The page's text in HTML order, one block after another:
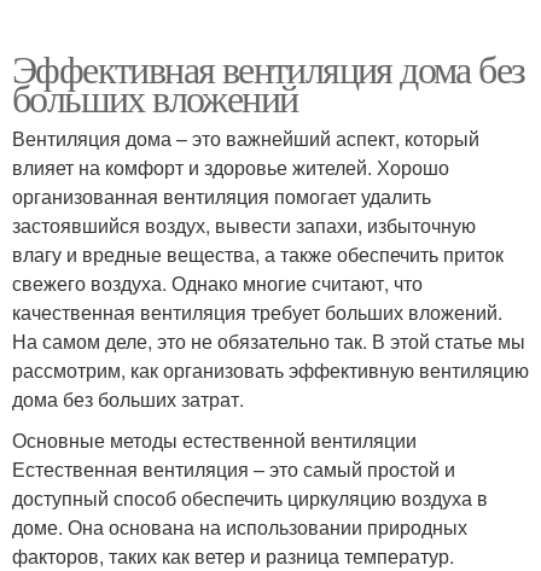
Эффективная вентиляция дома без
больших вложений
Вентиляция дома – это важнейший аспект, который
влияет на комфорт и здоровье жителей. Хорошо
организованная вентиляция помогает удалить
застоявшийся воздух, вывести запахи, избыточную
влагу и вредные вещества, а также обеспечить приток
свежего воздуха. Однако многие считают, что
качественная вентиляция требует больших вложений.
На самом деле, это не обязательно так. В этой статье мы
рассмотрим, как организовать эффективную вентиляцию
дома без больших затрат.
Основные методы естественной вентиляции
Естественная вентиляция – это самый простой и
доступный способ обеспечить циркуляцию воздуха в
доме. Она основана на использовании природных
факторов, таких как ветер и разница температур.